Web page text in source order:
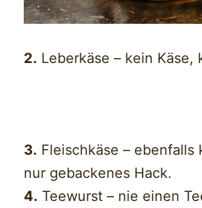
2. Leberkäse – kein Käse,
3. Fleischkäse – ebenfalls
nur gebackenes Hack.
4. Teewurst – nie einen